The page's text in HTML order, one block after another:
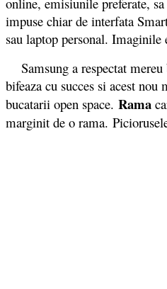
impuse chiar de interfata
sau laptop personal.
Samsung a respectat
bifeaza cu succes si acest
bucatarii open space. Rama
marginit de o rama.